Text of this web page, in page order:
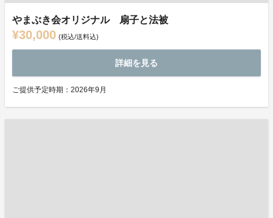
やまぶき会オリジナル 扇子と法被
¥30,000 (税込/送料込)
詳細を見る
ご提供予定時期：2026年9月